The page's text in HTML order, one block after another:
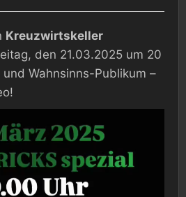
Kreuzwirtskeller
den 21.03.2025 um 20
Wahnsinns-Publikum –